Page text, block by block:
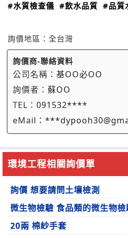
#水質檢查儀 #飲水品質 #品質
詢價地區： 全台灣
詢價商-聯絡資料
公司名稱： 基OO必OO
詢價者： 蘇OO
TEL： 091532****
eMail：
環境工程相關詢價單
詢價 想要請問土壤檢測
微生物檢驗 食品類的微生物檢
20兩 棉紗手套